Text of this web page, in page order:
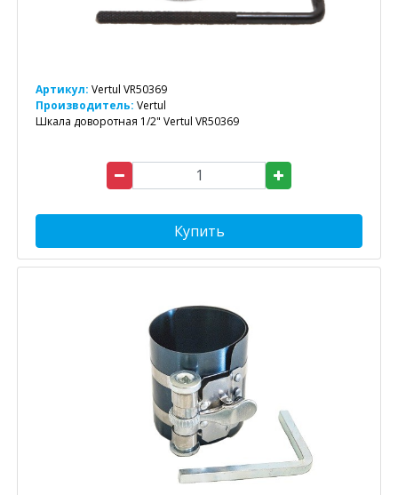
Артикул: Vertul VR50369
Производитель: Vertul
Шкала доворотная 1/2" Vertul VR50369
Купить